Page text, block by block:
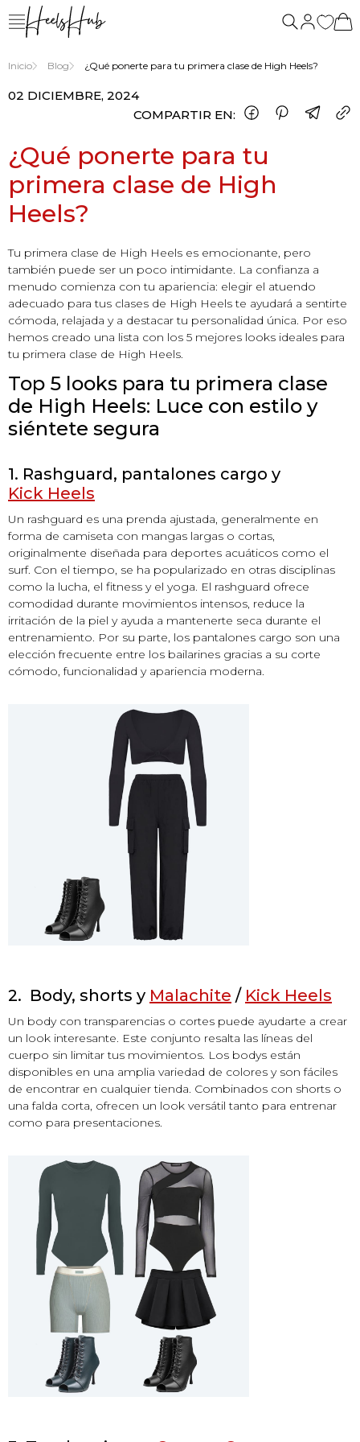
nosotros
Inicio Blog ¿Qué ponerte para tu primera clase de High Heels?
02 DICIEMBRE, 2024
COMPARTIR EN:
¿Qué ponerte para tu
primera clase de High
Heels?
Tu primera clase de High Heels es emocionante, pero
también puede ser un poco intimidante. La confianza a
menudo comienza con tu apariencia: elegir el atuendo
adecuado para tus clases de High Heels te ayudará a sentirte
cómoda, relajada y a destacar tu personalidad única. Por eso
hemos creado una lista con los 5 mejores looks ideales para
tu primera clase de High Heels.
Top 5 looks para tu primera clase
de High Heels: Luce con estilo y
siéntete segura
1. Rashguard, pantalones cargo y
Kick Heels
Un rashguard es una prenda ajustada, generalmente en
forma de camiseta con mangas largas o cortas,
originalmente diseñada para deportes acuáticos como el
surf. Con el tiempo, se ha popularizado en otras disciplinas
como la lucha, el fitness y el yoga. El rashguard ofrece
comodidad durante movimientos intensos, reduce la
irritación de la piel y ayuda a mantenerte seca durante el
entrenamiento. Por su parte, los pantalones cargo son una
elección frecuente entre los bailarines gracias a su corte
cómodo, funcionalidad y apariencia moderna.
2. Body, shorts y Malachite / Kick Heels
Un body con transparencias o cortes puede ayudarte a crear
un look interesante. Este conjunto resalta las líneas del
cuerpo sin limitar tus movimientos. Los bodys están
disponibles en una amplia variedad de colores y son fáciles
de encontrar en cualquier tienda. Combinados con shorts o
una falda corta, ofrecen un look versátil tanto para entrenar
como para presentaciones.